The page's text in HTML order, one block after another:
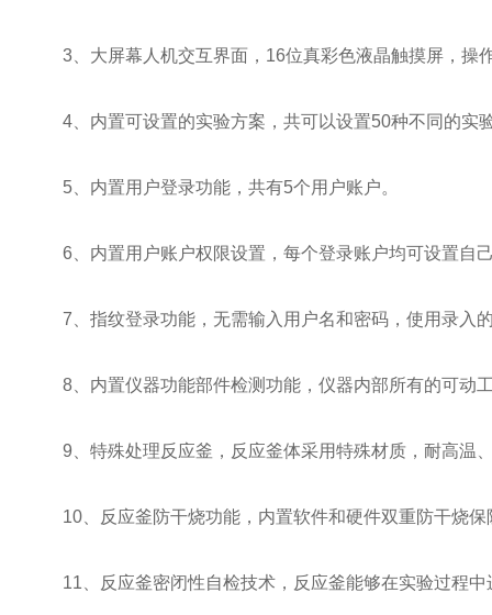
3、大屏幕人机交互界面，16位真彩色液晶触摸屏，操
4、内置可设置的实验方案，共可以设置50种不同的实
5、内置用户登录功能，共有5个用户账户。
6、内置用户账户权限设置，每个登录账户均可设置自
7、指纹登录功能，无需输入用户名和密码，使用录入
8、内置仪器功能部件检测功能，仪器内部所有的可动
9、特殊处理反应釜，反应釜体采用特殊材质，耐高温
10、反应釜防干烧功能，内置软件和硬件双重防干烧保
11、反应釜密闭性自检技术，反应釜能够在实验过程中